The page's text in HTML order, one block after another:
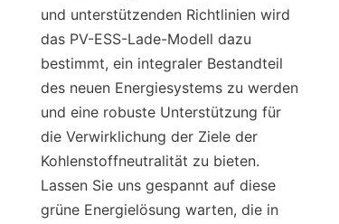
und unterstützenden Richtlinien wird
das PV-ESS-Lade-Modell dazu
bestimmt, ein integraler Bestandteil
des neuen Energiesystems zu werden
und eine robuste Unterstützung für
die Verwirklichung der Ziele der
Kohlenstoffneutralität zu bieten.
Lassen Sie uns gespannt auf diese
grüne Energielösung warten, die in